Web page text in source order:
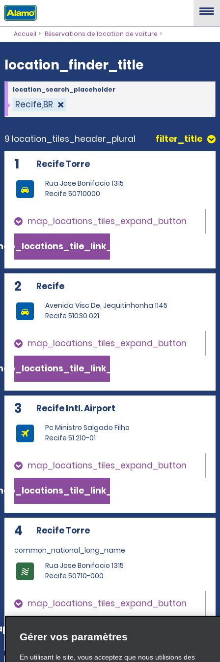
location_finder_title
Accueil Réservations de location de voiture
location_finder_title
Recife,BR
location_search_placeholder
9 location_tiles_header_plural filter_title
1 Recife Torre
Rua Jose Bonifacio 1315
Recife 50710000
map_locations_tiles_expand_button
2 Recife
Avenida Visc De, Jequitinhonha 1145
Recife 51030 021
map_locations_tiles_expand_button
3 Recife Intl. Airport
Pc Ministro Salgado Filho
Recife 51.210-01
map_locations_tiles_expand_button
4 Recife Torre
common_national_long_name
Rua Jose Bonifacio 1315
Recife 50710-000
map_locations_tiles_expand_button
Gérer vos paramètres
En utilisant le site, vous acceptez que nous utilisions des